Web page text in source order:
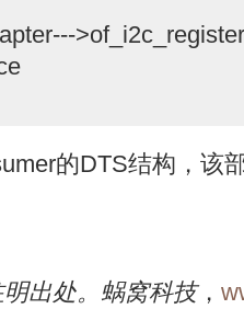
---
的DTS结构，该
出处。蜗窝科技，